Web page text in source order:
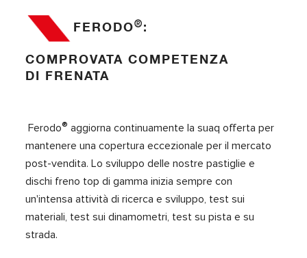
FERODO® :
COMPROVATA COMPETENZA
DI FRENATA
Ferodo® aggiorna continuamente la suaq offerta per
mantenere una copertura eccezionale per il mercato
post-vendita. Lo sviluppo delle nostre pastiglie e
dischi freno top di gamma inizia sempre con
un'intensa attività di ricerca e sviluppo, test sui
materiali, test sui dinamometri, test su pista e su
strada.